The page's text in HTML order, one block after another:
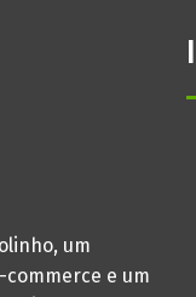
um
e um